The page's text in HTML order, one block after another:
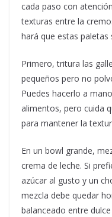
cada paso con
texturas entre la
hará que estas paletas
Primero, tritura las
pequeños pero no
Puedes hacerlo a
alimentos, pero cuida
para mantener la
En un bowl grande,
crema de leche. Si
azúcar al gusto y un
mezcla debe quedar
balanceado entre